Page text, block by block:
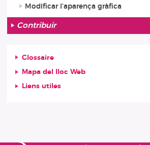
Modificar l’aparença gràfica
Contribuir
Glossaire
Mapa del lloc Web
Liens utiles